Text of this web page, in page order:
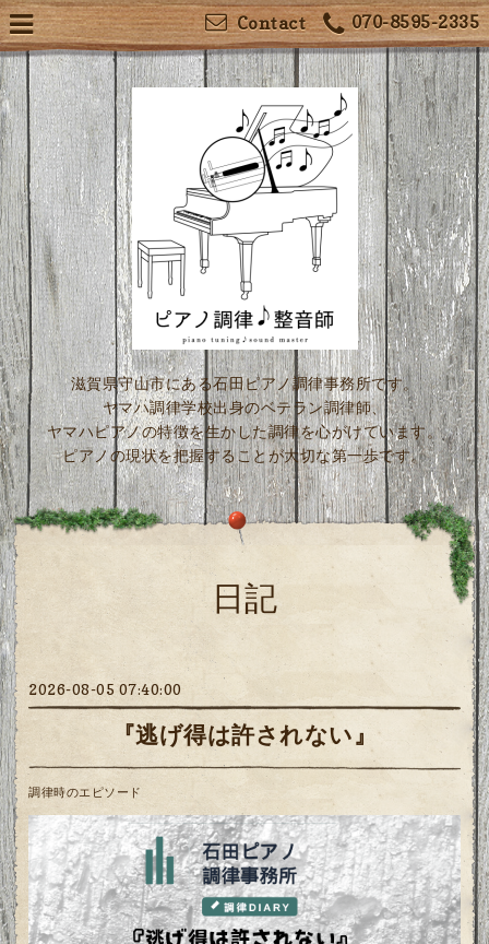
070-8595-2335
Contact
滋賀県守山市にある石田ピアノ調律事務所です。
ヤマハ調律学校出身のベテラン調律師、
ヤマハピアノの特徴を生かした調律を心がけています。
ピアノの現状を把握することが大切な第一歩です。
日記
2026-08-05 07:40:00
『逃げ得は許されない』
調律時のエピソード